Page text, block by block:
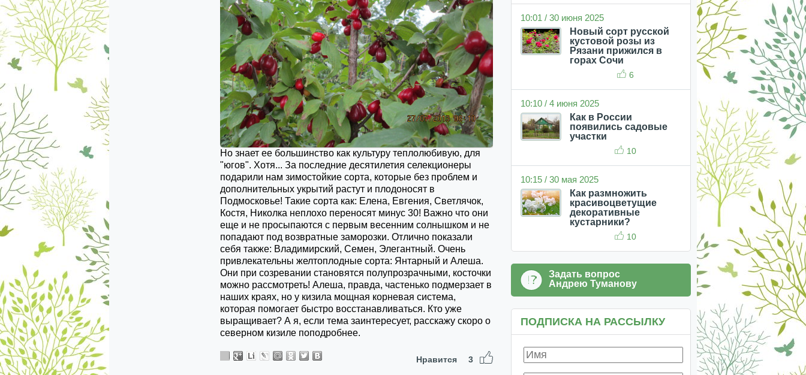
Но знает ее большинство как культуру теплолюбивую, для
"югов". Хотя... За последние десятилетия селекционеры
подарили нам зимостойкие сорта, которые без проблем и
дополнительных укрытий растут и плодоносят в
Подмосковье! Такие сорта как: Елена, Евгения, Светлячок,
Костя, Николка неплохо переносят минус 30! Важно что они
еще и не просыпаются с первым весенним солнышком и не
попадают под возвратные заморозки. Отлично показали
себя также: Владимирский, Семен, Элегантный. Очень
привлекательны желтоплодные сорта: Янтарный и Алеша.
Они при созревании становятся полупрозрачными, косточки
можно рассмотреть! Алеша, правда, частенько подмерзает в
наших краях, но у кизила мощная корневая система,
которая помогает быстро восстанавливаться. Кто уже
выращивает? А я, если тема заинтересует, расскажу скоро о
северном кизиле поподробнее.
Нравится 3
10:01 / 30 июня 2025
Новый сорт русской
кустовой розы из
Рязани прижился в
горах Сочи
6
10:10 / 4 июня 2025
Как в России
появились садовые
участки
10
10:15 / 30 мая 2025
Как размножить
красивоцветущие
декоративные
кустарники?
10
Задать вопрос
Андрею Туманову
ПОДПИСКА НА РАССЫЛКУ